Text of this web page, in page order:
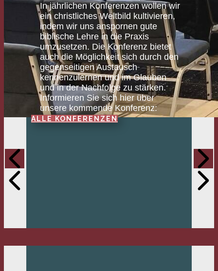
In jährlichen Konferenzen wollen wir
ein christliches Weltbild kultivieren,
indem wir uns anspornen gute
biblische Lehre in die Praxis
umzusetzen. Die Konferenz bietet
auch die Möglichkeit sich durch den
gegenseitigen Austausch
kennenzulernen und im Glauben
und in der Nachfolge zu stärken.
Informieren Sie sich hier über
unsere kommende Konferenz:
ALLE KONFERENZEN